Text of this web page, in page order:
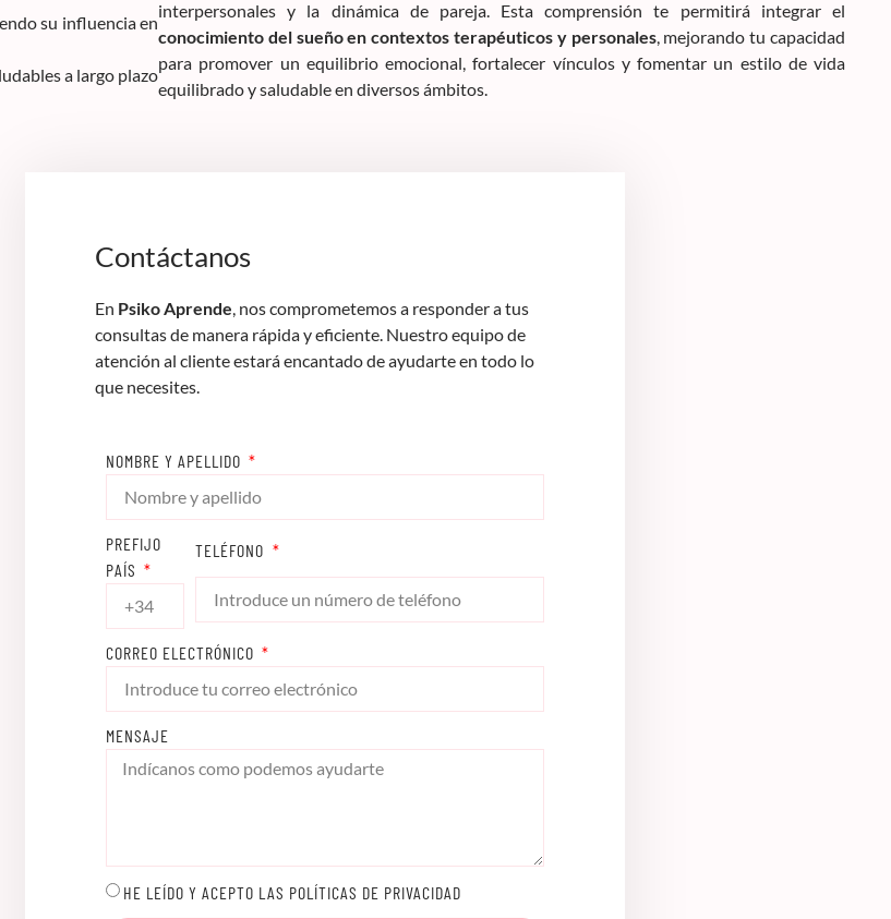
su influencia en
a largo plazo
interpersonales y la dinámica de pareja. Esta comprensión te permitirá integrar el
conocimiento del sueño en contextos terapéuticos y personales, mejorando tu capacidad
para promover un equilibrio emocional, fortalecer vínculos y fomentar un estilo de vida
equilibrado y saludable en diversos ámbitos.
Contáctanos
En Psiko Aprende, nos comprometemos a responder a tus
consultas de manera rápida y eficiente. Nuestro equipo de
atención al cliente estará encantado de ayudarte en todo lo
que necesites.
NOMBRE Y APELLIDO
PREFIJO
PAÍS
TELÉFONO
CORREO ELECTRÓNICO
MENSAJE
HE LEÍDO Y ACEPTO LAS POLÍTICAS DE PRIVACIDAD